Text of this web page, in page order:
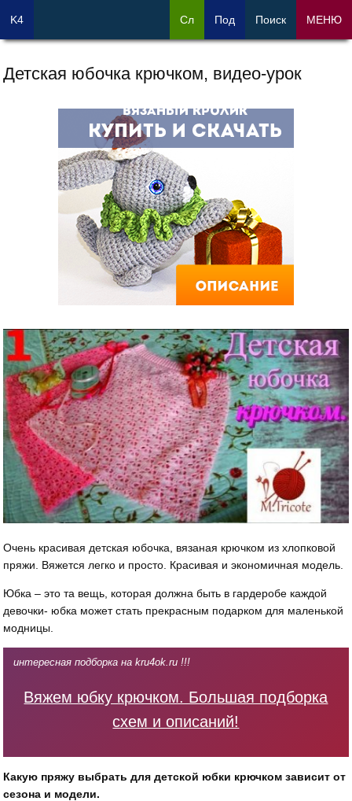
Детская юбочка крючком, видео-урок
Очень красивая детская юбочка, вязаная крючком из хлопковой
пряжи. Вяжется легко и просто. Красивая и экономичная модель.
Юбка – это та вещь, которая должна быть в гардеробе каждой
девочки- юбка может стать прекрасным подарком для маленькой
модницы.
интересная подборка на kru4ok.ru !!!
Вяжем юбку крючком. Большая подборка
схем и описаний!
Какую пряжу выбрать для детской юбки крючком зависит от
сезона и модели.
K4 Сл Под Поиск МЕНЮ